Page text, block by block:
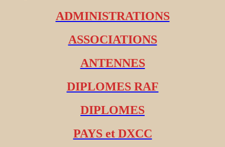
ADMINISTRATIONS
ASSOCIATIONS
ANTENNES
DIPLOMES RAF
DIPLOMES
PAYS et DXCC